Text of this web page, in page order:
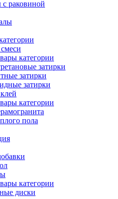
раковиной
категории
затирки
затирки
затирки
категории
пола
категории
диски